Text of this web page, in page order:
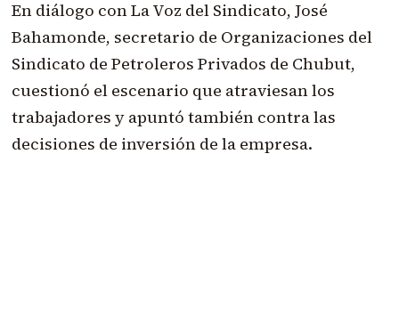
En diálogo con La Voz del Sindicato, José
Bahamonde, secretario de Organizaciones del
Sindicato de Petroleros Privados de Chubut,
cuestionó el escenario que atraviesan los
trabajadores y apuntó también contra las
decisiones de inversión de la empresa.